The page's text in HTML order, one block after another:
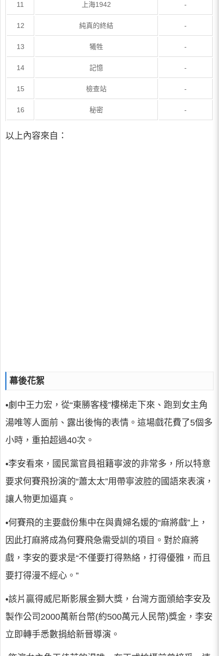
11 上海1942 -
12 純真的終結 -
13 犧牲 -
14 記憶 -
15 檢查站 -
16 秘密 -
以上內容來自：
幕後花絮
•劇中王力宏，從“東勝客棧”樓梯走下來、跑到女主角
湯唯等人面前、露出後悔的表情。這場戲花費了5個多
小時，重拍超過40次。
•李安看來，國民黨官員祖籍寧波的非常多，所以特意
要求何賽飛扮演的“蕭太太”用帶寧波腔的國語來表演，
讓人物更加逼真。
•何賽飛的主要戲份集中在與貴婦名媛的“麻將戲”上，
因此打麻將成為何賽飛急需受訓的項目。對於麻將
戲，李安的要求是“不僅要打得熟絡，打得優雅，而且
要打得漫不經心。”
•該片贏得威尼斯影展金獅大獎，台灣方面頒給李安及
製作公司2000萬新台幣(約500萬元人民幣)獎金，李安
立即轉手悉數捐給新晉導演。